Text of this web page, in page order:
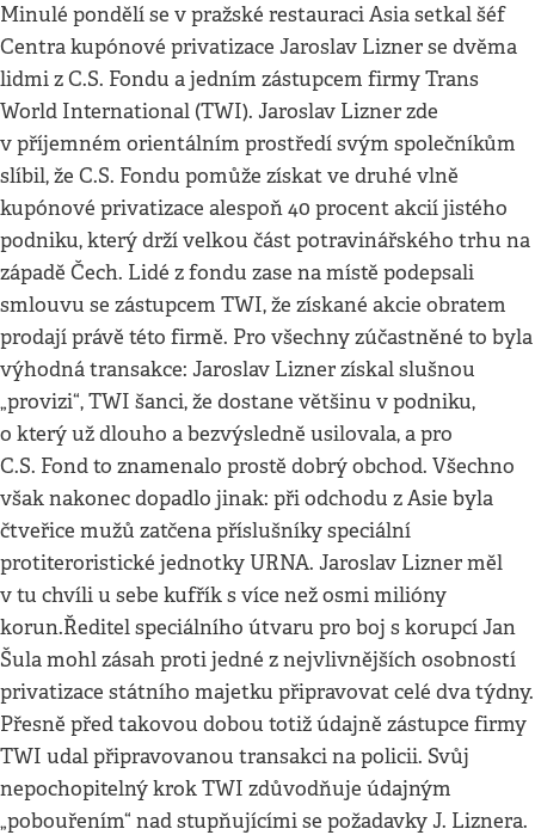
Minulé pondělí se v pražské restauraci Asia setkal šéf
Centra kupónové privatizace Jaroslav Lizner se dvěma
lidmi z C.S. Fondu a jedním zástupcem firmy Trans
World International (TWI). Jaroslav Lizner zde
v příjemném orientálním prostředí svým společníkům
slíbil, že C.S. Fondu pomůže získat ve druhé vlně
kupónové privatizace alespoň 40 procent akcií jistého
podniku, který drží velkou část potravinářského trhu na
západě Čech. Lidé z fondu zase na místě podepsali
smlouvu se zástupcem TWI, že získané akcie obratem
prodají právě této firmě. Pro všechny zúčastněné to byla
výhodná transakce: Jaroslav Lizner získal slušnou
„provizi“, TWI šanci, že dostane většinu v podniku,
o který už dlouho a bezvýsledně usilovala, a pro
C.S. Fond to znamenalo prostě dobrý obchod. Všechno
však nakonec dopadlo jinak: při odchodu z Asie byla
čtveřice mužů zatčena příslušníky speciální
protiteroristické jednotky URNA. Jaroslav Lizner měl
v tu chvíli u sebe kufřík s více než osmi milióny
korun.Ředitel speciálního útvaru pro boj s korupcí Jan
Šula mohl zásah proti jedné z nejvlivnějších osobností
privatizace státního majetku připravovat celé dva týdny.
Přesně před takovou dobou totiž údajně zástupce firmy
TWI udal připravovanou transakci na policii. Svůj
nepochopitelný krok TWI zdůvodňuje údajným
„pobouřením“ nad stupňujícími se požadavky J. Liznera.